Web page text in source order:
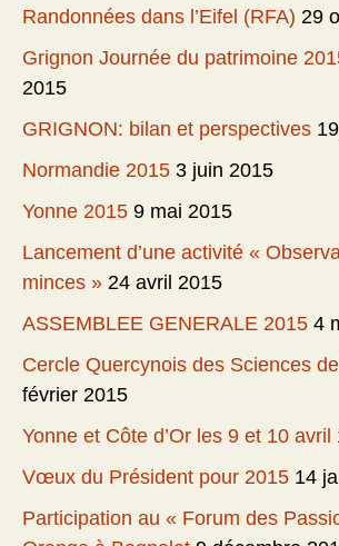
Randonnées dans l’Eifel (RFA) 29
Grignon Journée du patrimoine
2015
GRIGNON: bilan et perspectives
Normandie 2015 3 juin 2015
Yonne 2015 9 mai 2015
Lancement d’une activité «
minces » 24 avril 2015
ASSEMBLEE GENERALE 2015 4
Cercle Quercynois des Sciences
février 2015
Yonne et Côte d’Or les 9 et 10 avril
Vœux du Président pour 2015 14
Participation au « Forum des